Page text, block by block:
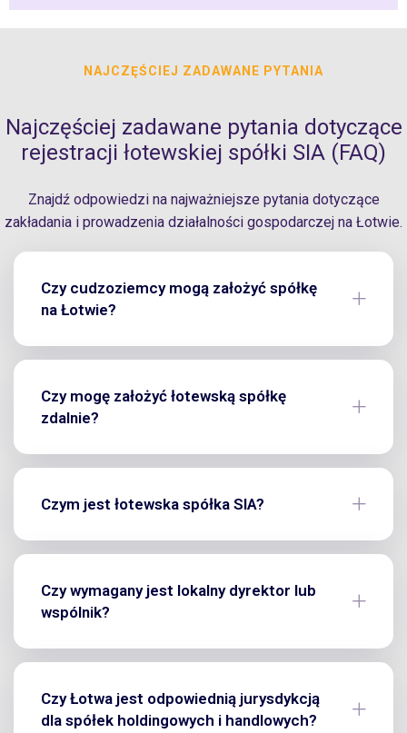
NAJCZĘŚCIEJ ZADAWANE PYTANIA
Najczęściej zadawane pytania dotyczące
rejestracji łotewskiej spółki SIA (FAQ)
Znajdź odpowiedzi na najważniejsze pytania dotyczące
zakładania i prowadzenia działalności gospodarczej na Łotwie.
Czy cudzoziemcy mogą założyć spółkę
na Łotwie?
Czy mogę założyć łotewską spółkę
zdalnie?
Czym jest łotewska spółka SIA?
Czy wymagany jest lokalny dyrektor lub
wspólnik?
Czy Łotwa jest odpowiednią jurysdykcją
dla spółek holdingowych i handlowych?